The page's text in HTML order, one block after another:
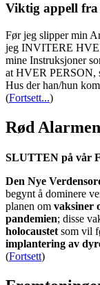
Viktig appell
Før jeg slipper min
jeg INVITERE
mine Instruksjoner
at HVER PERSON,
Hus der han/hun
(Fortsett...)
Rød Alarmen
SLUTTEN på vår
Den Nye
begynt å dominere
planen om vaksiner
pandemien; disse
holocaustet som vil
implantering av
(Fortsett)